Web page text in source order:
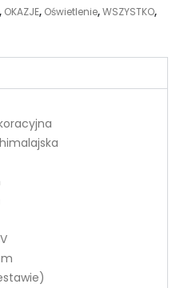
, OKAZJE, Oświetlenie,WSZYSTKO,
m